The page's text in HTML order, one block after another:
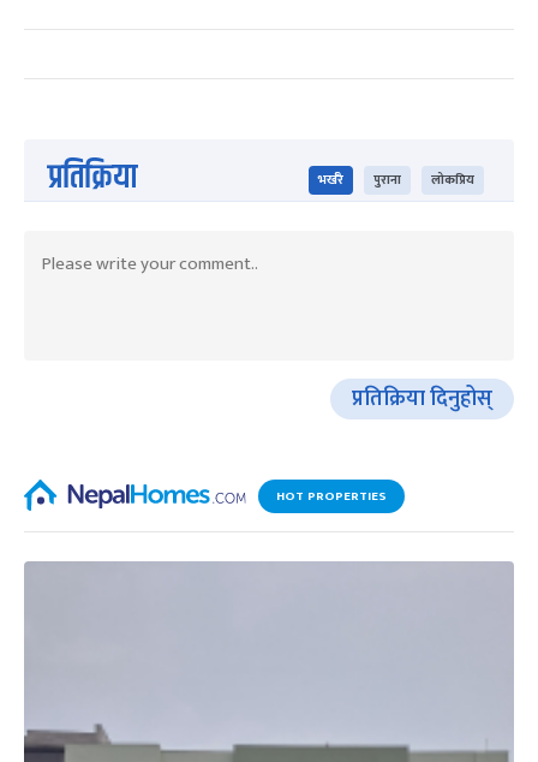
प्रतिक्रिया भर्खरै पुराना लोकप्रिय
प्रतिक्रिया दिनुहोस्
HOT PROPERTIES